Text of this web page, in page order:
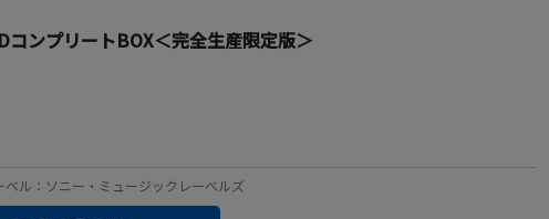
ンプリートBOX＜完全生産限定版＞
ル：ソニー・ミュージックレーベルズ